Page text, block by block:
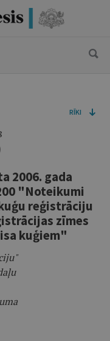
RĪKI
2006. gada
"Noteikumi
reģistrāciju
zīmes
kuģiem"